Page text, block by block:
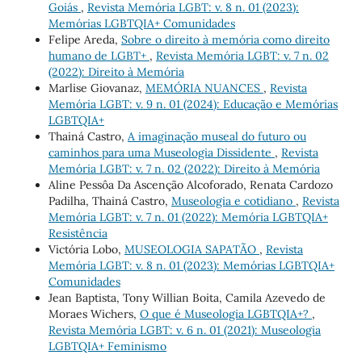
Goiás , Revista Memória LGBT: v. 8 n. 01 (2023):
Memórias LGBTQIA+ Comunidades
Felipe Areda, Sobre o direito à memória como direito
humano de LGBT+ , Revista Memória LGBT: v. 7 n. 02
(2022): Direito à Memória
Marlise Giovanaz, MEMÓRIA NUANCES , Revista
Memória LGBT: v. 9 n. 01 (2024): Educação e Memórias
LGBTQIA+
Thainá Castro, A imaginação museal do futuro ou
caminhos para uma Museologia Dissidente , Revista
Memória LGBT: v. 7 n. 02 (2022): Direito à Memória
Aline Pessôa Da Ascenção Alcoforado, Renata Cardozo
Padilha, Thainá Castro, Museologia e cotidiano , Revista
Memória LGBT: v. 7 n. 01 (2022): Memória LGBTQIA+
Resistência
Victória Lobo, MUSEOLOGIA SAPATÃO , Revista
Memória LGBT: v. 8 n. 01 (2023): Memórias LGBTQIA+
Comunidades
Jean Baptista, Tony Willian Boita, Camila Azevedo de
Moraes Wichers, O que é Museologia LGBTQIA+? ,
Revista Memória LGBT: v. 6 n. 01 (2021): Museologia
LGBTQIA+ Feminismo